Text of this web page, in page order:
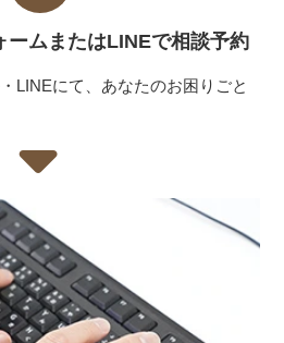
ームまたはLINEで相談予約
LINEにて、あなたのお困りごと